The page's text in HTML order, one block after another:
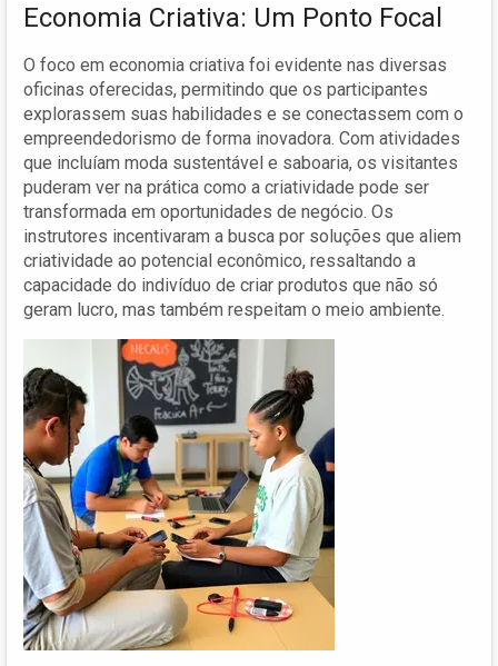
Economia Criativa: Um Ponto Focal
O foco em economia criativa foi evidente nas diversas
oficinas oferecidas, permitindo que os participantes
explorassem suas habilidades e se conectassem com o
empreendedorismo de forma inovadora. Com atividades
que incluíam moda sustentável e saboaria, os visitantes
puderam ver na prática como a criatividade pode ser
transformada em oportunidades de negócio. Os
instrutores incentivaram a busca por soluções que aliem
criatividade ao potencial econômico, ressaltando a
capacidade do indivíduo de criar produtos que não só
geram lucro, mas também respeitam o meio ambiente.